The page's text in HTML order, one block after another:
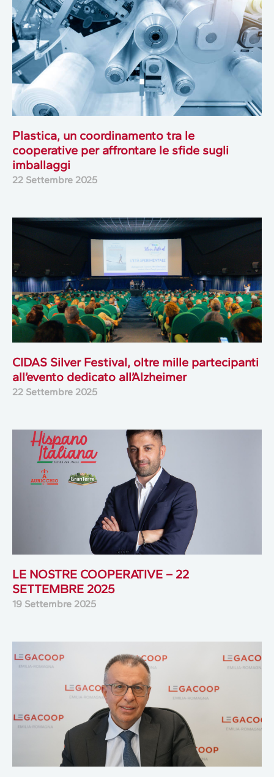
Plastica, un coordinamento tra le
cooperative per affrontare le sfide sugli
imballaggi
22 Settembre 2025
CIDAS Silver Festival, oltre mille partecipanti
all’evento dedicato all’Alzheimer
22 Settembre 2025
LE NOSTRE COOPERATIVE – 22
SETTEMBRE 2025
19 Settembre 2025